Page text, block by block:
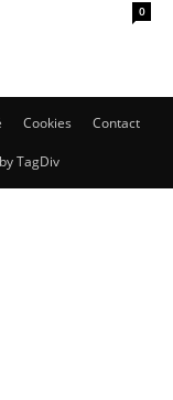
0
Cookies Contact
TagDiv